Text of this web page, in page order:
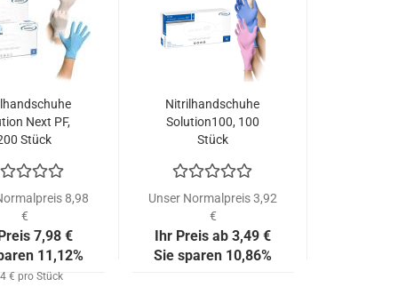
Next PF,
Stück
8,98
€
7,98 €
11,12%
€ pro Stück
Nitrilhandschuhe
Solution100, 100
Stück​
Unser Normalpreis 3,92
€
Ihr Preis ab 3,49 €
Sie sparen 10,86%